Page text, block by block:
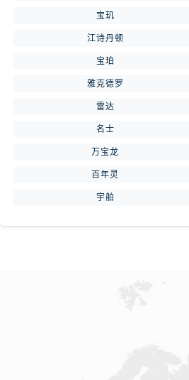
宝玑
江诗丹顿
宝珀
雅克德罗
雷达
名士
万宝龙
百年灵
宇舶